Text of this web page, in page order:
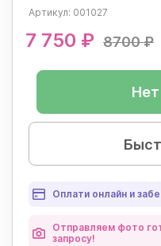
Артикул: 001027
7 750 ₽ 8700 ₽
Нет
Оплати онлайн и
Отправляем фото
запросу!